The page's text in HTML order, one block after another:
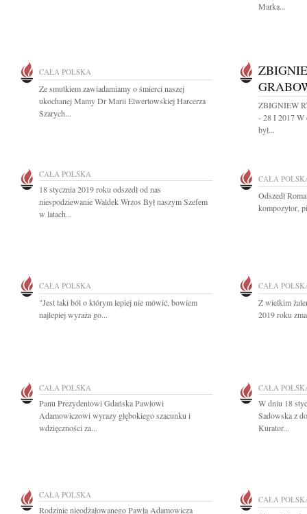
Marka...
CAŁA POLSKA
Ze smutkiem zawiadamiamy o śmierci naszej
ukochanej Mamy Dr Marii Elwertowskiej Harcerza
Szarych...
ZBIGNIEW
- 28 I 2017 W
był...
CAŁA POLSKA
18 stycznia 2019 roku odszedł od nas
niespodziewanie Waldek Wrzos Był naszym Szefem
w latach...
CAŁA
Odszedł
kompozytor,
CAŁA POLSKA
"Jest taki ból o którym lepiej nie mówić, bowiem
najlepiej wyraża go...
CAŁA
Z wielkim
2019 roku
CAŁA POLSKA
Panu Prezydentowi Gdańska Pawłowi
Adamowiczowi wyrazy głębokiego szacunku i
wdzięczności za...
CAŁA
W dniu 18
Sadowska z
Kurator...
CAŁA POLSKA
Rodzinie nieodżałowanego Pawła Adamowicza
CAŁA